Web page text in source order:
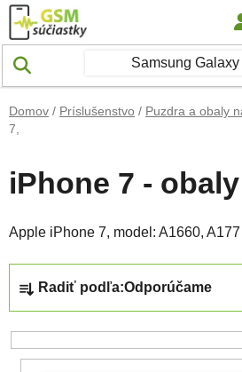
Prejsť na obsah
Domov / Príslušenstvo / Puzdra a obaly
7,
iPhone 7 -
Apple iPhone 7, model: A1660, A177
Radiť podľa:Odporúčame